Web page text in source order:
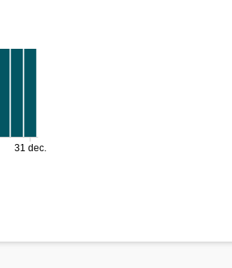
31 dec.